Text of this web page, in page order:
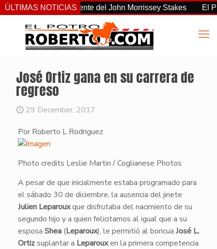
ÚLTIMAS NOTICIAS
el más consistente del John Morrissey Stakes El
José Ortiz gana en su carrera de
regreso
29 December, 2017
Por Roberto L Rodriguez
Photo credits Leslie Martin / Coglianese Photos
​A pesar de que inicialmente estaba programado para
el sábado 30 de diciembre, la ausencia del jinete
Julien Leparouxque disfrutaba del nacimiento de su
segundo hijo y a quien felicitamos al igual que a su
esposa Shea(Leparoux), le permitió al boricua José L.
Ortizsuplantar a Leparouxen la primera competencia